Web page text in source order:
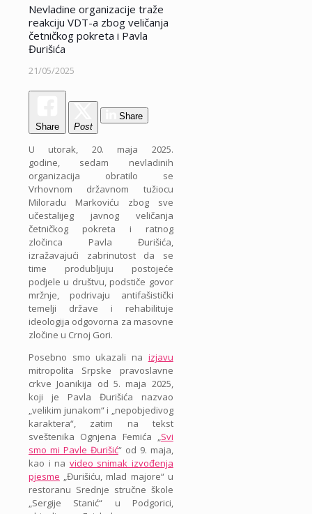
Nevladine organizacije traže
reakciju VDT-a zbog veličanja
četničkog pokreta i Pavla
Đurišića
21/05/2025
Share Post
Share
U utorak, 20. maja 2025.
godine, sedam nevladinih
organizacija obratilo se
Vrhovnom državnom tužiocu
Miloradu Markoviću zbog sve
učestalijeg javnog veličanja
četničkog pokreta i ratnog
zločinca Pavla Đurišića,
izražavajući zabrinutost da se
time produbljuju postojeće
podjele u društvu, podstiče govor
mržnje, podrivaju antifašistički
temelji države i rehabilituje
ideologija odgovorna za masovne
zločine u Crnoj Gori.
Posebno smo ukazali na izjavu
mitropolita Srpske pravoslavne
crkve Joanikija od 5. maja 2025,
koji je Pavla Đurišića nazvao
„velikim junakom“ i „nepobjedivog
karaktera“, zatim na tekst
sveštenika Ognjena Femića „Svi
smo mi Pavle Đurišić“ od 9. maja,
kao i na video snimak izvođenja
pjesme „Đurišiću, mlad majore“ u
restoranu Srednje stručne škole
„Sergije Stanić“ u Podgorici,